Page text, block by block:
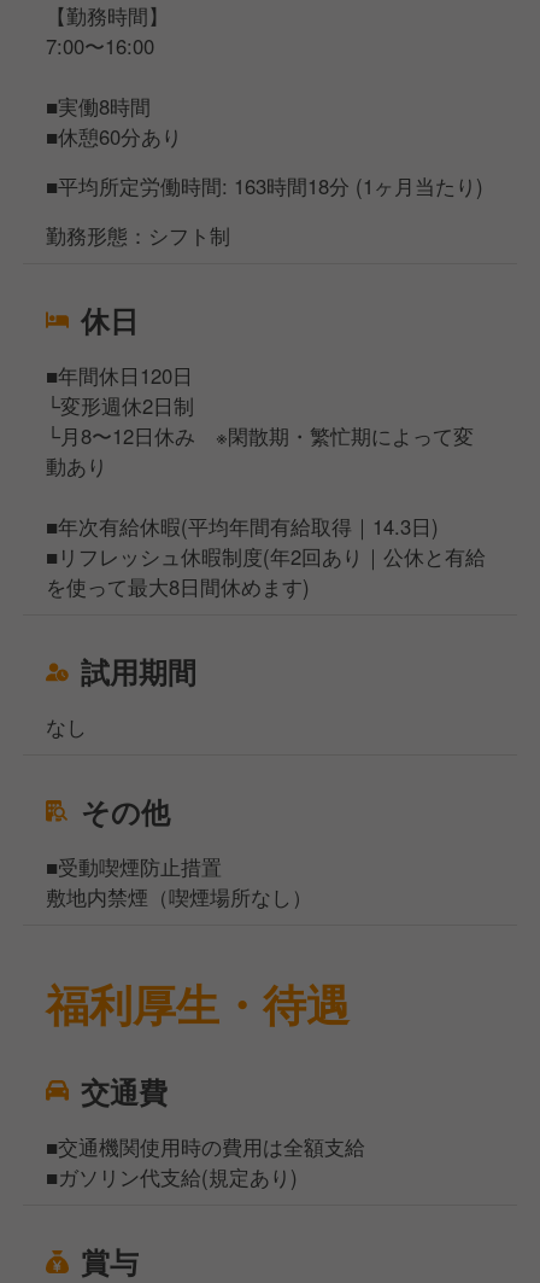
【勤務時間】
7:00〜16:00
■実働8時間
■休憩60分あり
■平均所定労働時間: 163時間18分 (1ヶ月当たり)
勤務形態：シフト制
休日
■年間休日120日
└変形週休2日制
└月8〜12日休み ※閑散期・繁忙期によって変
動あり
■年次有給休暇(平均年間有給取得｜14.3日)
■リフレッシュ休暇制度(年2回あり｜公休と有給
を使って最大8日間休めます)
試用期間
なし
その他
■受動喫煙防止措置
敷地内禁煙（喫煙場所なし）
福利厚生・待遇
交通費
■交通機関使用時の費用は全額支給
■ガソリン代支給(規定あり)
賞与